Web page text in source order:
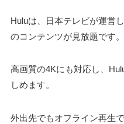
Huluは、日本テレビが運営
のコンテンツが見放題です。
高画質の4Kにも対応し、
しめます。
外出先でもオフライン再生